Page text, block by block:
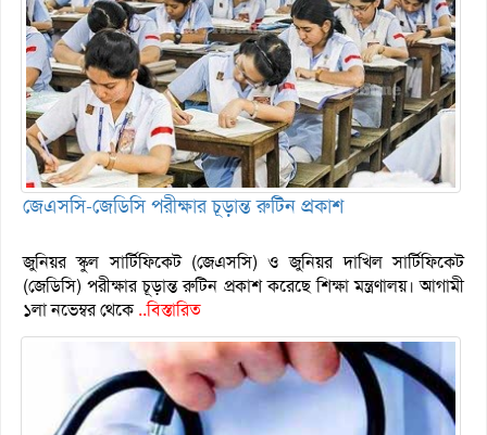
জেএসসি-জেডিসি পরীক্ষার চূড়ান্ত রুটিন প্রকাশ
জুনিয়র স্কুল সার্টিফিকেট (জেএসসি) ও জুনিয়র দাখিল সার্টিফিকেট
(জেডিসি) পরীক্ষার চূড়ান্ত রুটিন প্রকাশ করেছে শিক্ষা মন্ত্রণালয়। আগামী
১লা নভেম্বর থেকে..বিস্তারিত